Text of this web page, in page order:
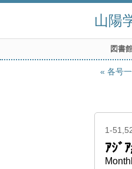
山陽
図書
各号
1-
ｱｼﾞ